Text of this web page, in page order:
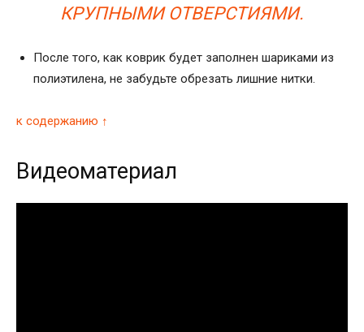
КРУПНЫМИ ОТВЕРСТИЯМИ.
После того, как коврик будет заполнен шариками из
полиэтилена, не забудьте обрезать лишние нитки.
к содержанию ↑
Видеоматериал